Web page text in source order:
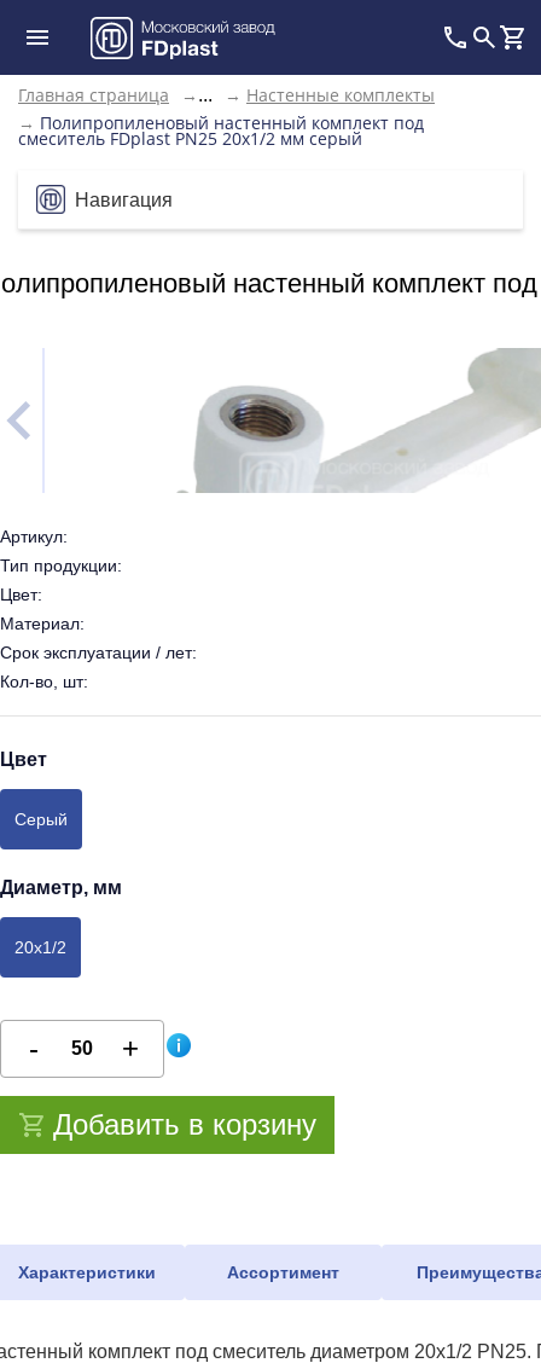
Главная страница → ... → Настенные комплекты
→ Полипропиленовый настенный комплект под
смеситель FDplast PN25 20х1/2 мм серый
Навигация
настенный комплект
Артикул:
Тип продукции:
Цвет:
Материал:
Срок эксплуатации / лет:
Кол-во, шт:
Цвет
Серый
Диаметр, мм
20х1/2
Добавить в корзину
Характеристики Ассортимент
комплект под смеситель диаметром 20х1/2